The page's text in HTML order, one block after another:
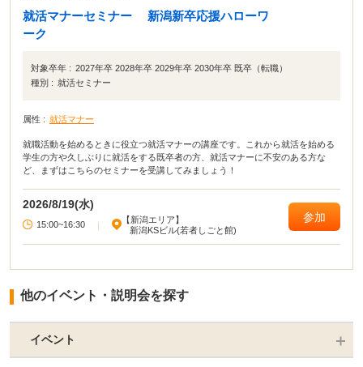
就活マナーセミナー 新潟新卒応援ハローワ
ーク
対象卒年 : 2027年卒 2028年卒 2029年卒 2030年卒 既卒（転職）
種別 : 就活セミナー
属性 : 就活マナー
就職活動を始めるときに役立つ就活マナーの講座です。これから就活を始める
学生の方や久しぶりに就活をする既卒者の方、就活マナーに不安のある方な
ど、まずはこちらのセミナーを受講してみましょう！
2026/8/19(水)
15:00~16:30 |
【新潟エリア】
新潟KSビル(若者しごと館)
参加
他のイベント・説明会を探す
イベント